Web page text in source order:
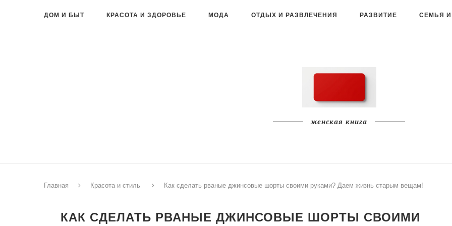
ДОМ И БЫТ КРАСОТА И ЗДОРОВЬЕ МОДА ОТДЫХ И РАЗВЛЕЧЕНИЯ РАЗВИТИЕ СЕМЬЯ И
женская книга
Главная Красота и стиль Как сделать рваные джинсовые шорты своими руками? Даем жизнь старым вещам!
КАК СДЕЛАТЬ РВАНЫЕ ДЖИНСОВЫЕ ШОРТЫ СВОИМИ